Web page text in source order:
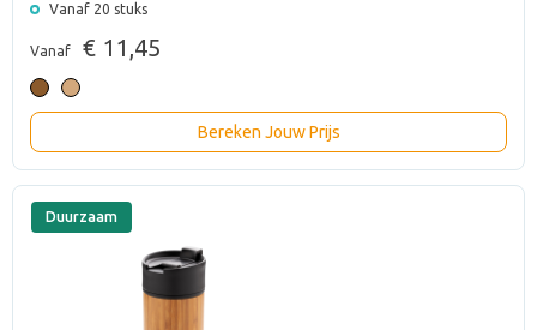
Vanaf 20 stuks
Vanaf € 11,45
Bereken Jouw Prijs
Duurzaam